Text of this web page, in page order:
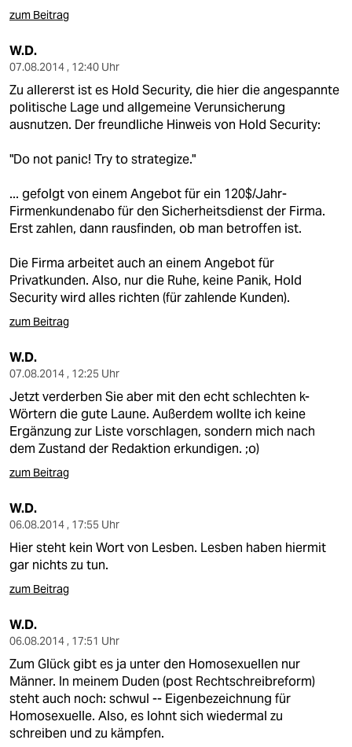
zum Beitrag
W.D.
07.08.2014 , 12:40 Uhr
Zu allererst ist es Hold Security, die hier die angespannte
politische Lage und allgemeine Verunsicherung
ausnutzen. Der freundliche Hinweis von Hold Security:
"Do not panic! Try to strategize."
... gefolgt von einem Angebot für ein 120$/Jahr-
Firmenkundenabo für den Sicherheitsdienst der Firma.
Erst zahlen, dann rausfinden, ob man betroffen ist.
Die Firma arbeitet auch an einem Angebot für
Privatkunden. Also, nur die Ruhe, keine Panik, Hold
Security wird alles richten (für zahlende Kunden).
zum Beitrag
W.D.
07.08.2014 , 12:25 Uhr
Jetzt verderben Sie aber mit den echt schlechten k-
Wörtern die gute Laune. Außerdem wollte ich keine
Ergänzung zur Liste vorschlagen, sondern mich nach
dem Zustand der Redaktion erkundigen. ;o)
zum Beitrag
W.D.
06.08.2014 , 17:55 Uhr
Hier steht kein Wort von Lesben. Lesben haben hiermit
gar nichts zu tun.
zum Beitrag
W.D.
06.08.2014 , 17:51 Uhr
Zum Glück gibt es ja unter den Homosexuellen nur
Männer. In meinem Duden (post Rechtschreibreform)
steht auch noch: schwul -- Eigenbezeichnung für
Homosexuelle. Also, es lohnt sich wiedermal zu
schreiben und zu kämpfen.